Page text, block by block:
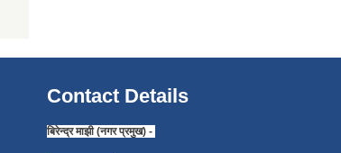
Contact Details
बिरेन्द्र माझी (नगर प्रमुख) -